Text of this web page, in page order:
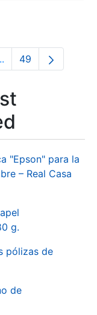
Use TAB to
Intermediate Pages
Page
49
"Epson" para la
– Real Casa
g.
pólizas de
de